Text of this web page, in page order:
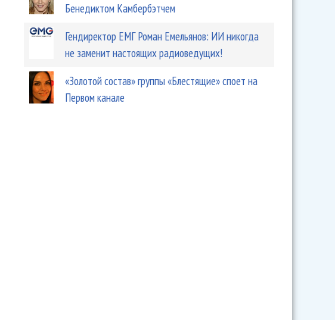
Бенедиктом Камбербэтчем
Гендиректор ЕМГ Роман Емельянов: ИИ никогда
не заменит настоящих радиоведущих!
«Золотой состав» группы «Блестящие» споет на
Первом канале